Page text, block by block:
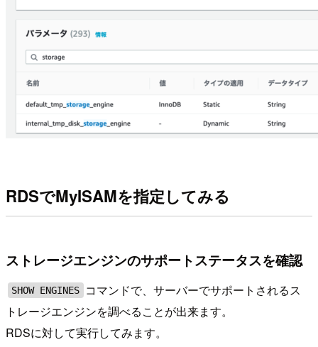
RDSでMyISAMを指定してみる
ストレージエンジンのサポートステータスを確認
SHOW ENGINES
コマンドで、サーバーでサポートされるス
トレージエンジンを調べることが出来ます。
RDSに対して実行してみます。